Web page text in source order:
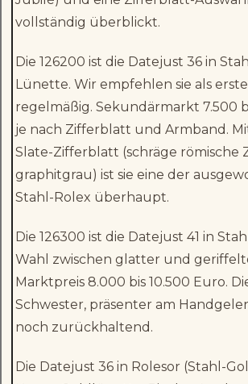
vollständig überblickt.
Die 126200 ist die Datejust 36 in
Lünette. Wir empfehlen sie als
regelmäßig. Sekundärmarkt 7.500
je nach Zifferblatt und Armband.
Slate-Zifferblatt (schräge römische
graphitgrau) ist sie eine der
Stahl-Rolex überhaupt.
Die 126300 ist die Datejust 41 in
Wahl zwischen glatter und
Marktpreis 8.000 bis 10.500 Euro.
Schwester, präsenter am
noch zurückhaltend.
Die Datejust 36 in Rolesor (Stahl-